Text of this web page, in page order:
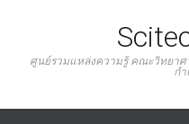
ศูนย์รวมแหล่งความรู้ คณะวิทยาศ
กำ